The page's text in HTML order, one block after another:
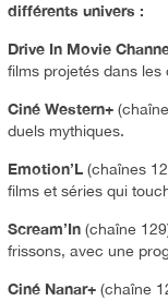
différents univers :
Drive In Movie
films projetés dans les
Ciné Western+
duels mythiques.
Emotion’L (chaînes
films et séries qui
Scream’In (chaîne
frissons, avec une
Ciné Nanar+ (chaîne